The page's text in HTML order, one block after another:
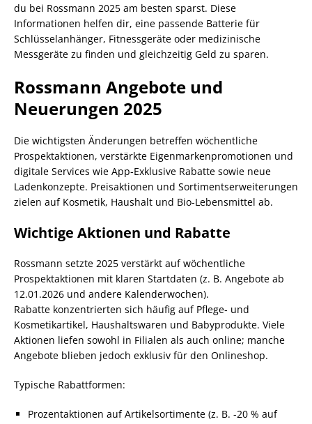
du bei Rossmann 2025 am besten sparst. Diese
Informationen helfen dir, eine passende Batterie für
Schlüsselanhänger, Fitnessgeräte oder medizinische
Messgeräte zu finden und gleichzeitig Geld zu sparen.
Rossmann Angebote und
Neuerungen 2025
Die wichtigsten Änderungen betreffen wöchentliche
Prospektaktionen, verstärkte Eigenmarkenpromotionen und
digitale Services wie App‑Exklusive Rabatte sowie neue
Ladenkonzepte. Preisaktionen und Sortimentserweiterungen
zielen auf Kosmetik, Haushalt und Bio‑Lebensmittel ab.
Wichtige Aktionen und Rabatte
Rossmann setzte 2025 verstärkt auf wöchentliche
Prospektaktionen mit klaren Startdaten (z. B. Angebote ab
12.01.2026 und andere Kalenderwochen).
Rabatte konzentrierten sich häufig auf Pflege‑ und
Kosmetikartikel, Haushaltswaren und Babyprodukte. Viele
Aktionen liefen sowohl in Filialen als auch online; manche
Angebote blieben jedoch exklusiv für den Onlineshop.
Typische Rabattformen:
Prozentaktionen auf Artikelsortimente (z. B. -20 % auf